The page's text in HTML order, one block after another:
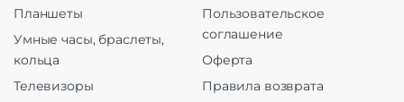
Планшеты
Умные часы, браслеты,
кольца
Телевизоры
Пользовательское
соглашение
Оферта
Правила возврата